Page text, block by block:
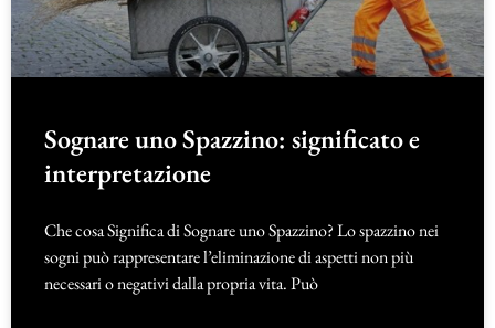
Sognare uno Spazzino: significato e
interpretazione
Che cosa Significa di Sognare uno Spazzino? Lo spazzino nei
sogni può rappresentare l’eliminazione di aspetti non più
necessari o negativi dalla propria vita. Può